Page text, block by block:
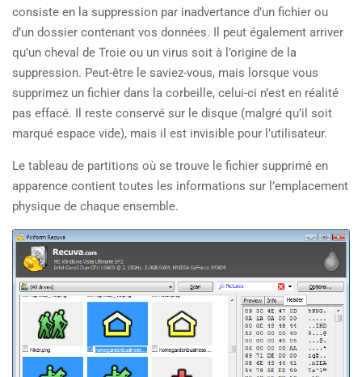
consiste en la suppression par inadvertance d’un fichier ou
d’un dossier contenant vos données. Il peut également arriver
qu’un cheval de Troie ou un virus soit à l’origine de la
suppression. Peut-être le saviez-vous, mais lorsque vous
supprimez un fichier dans la corbeille, celui-ci n’est en réalité
pas effacé. Il reste conservé sur le disque (malgré qu’il soit
marqué espace vide), mais il est invisible pour l’utilisateur.
Le tableau de partitions où se trouve le fichier supprimé en
apparence contient toutes les informations sur l’emplacement
physique de chaque ensemble.